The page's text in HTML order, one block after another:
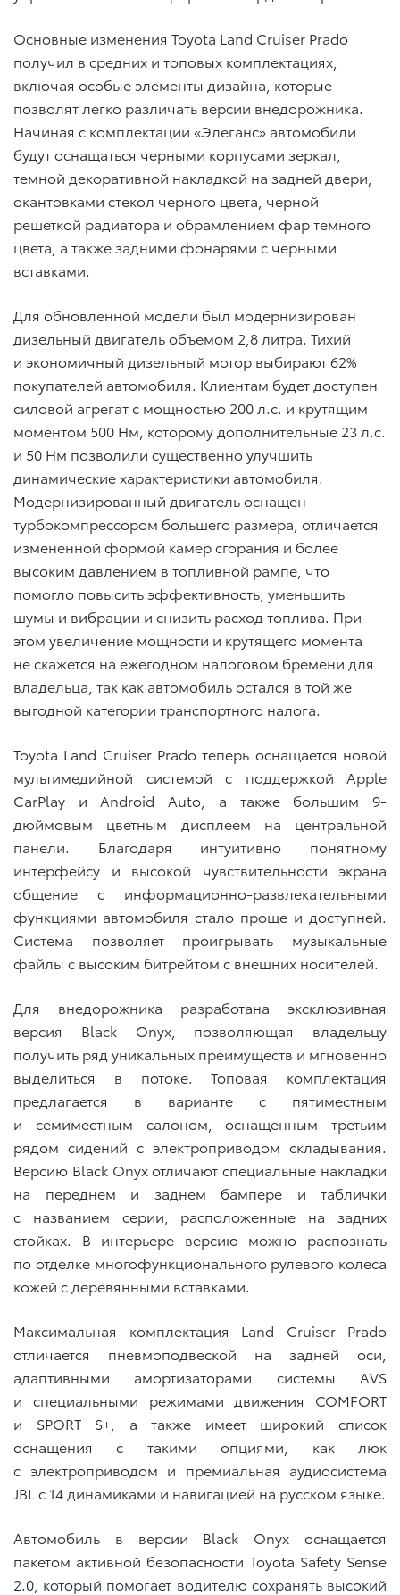
Основные изменения Toyota Land Cruiser Prado
получил в средних и топовых комплектациях,
включая особые элементы дизайна, которые
позволят легко различать версии внедорожника.
Начиная с комплектации «Элеганс» автомобили
будут оснащаться черными корпусами зеркал,
темной декоративной накладкой на задней двери,
окантовками стекол черного цвета, черной
решеткой радиатора и обрамлением фар темного
цвета, а также задними фонарями с черными
вставками.
Для обновленной модели был модернизирован
дизельный двигатель объемом 2,8 литра. Тихий
и экономичный дизельный мотор выбирают 62%
покупателей автомобиля. Клиентам будет доступен
силовой агрегат с мощностью 200 л.с. и крутящим
моментом 500 Нм, которому дополнительные 23 л.с.
и 50 Нм позволили существенно улучшить
динамические характеристики автомобиля.
Модернизированный двигатель оснащен
турбокомпрессором большего размера, отличается
измененной формой камер сгорания и более
высоким давлением в топливной рампе, что
помогло повысить эффективность, уменьшить
шумы и вибрации и снизить расход топлива. При
этом увеличение мощности и крутящего момента
не скажется на ежегодном налоговом бремени для
владельца, так как автомобиль остался в той же
выгодной категории транспортного налога.
Toyota Land Cruiser Prado теперь оснащается новой
мультимедийной системой с поддержкой Apple
CarPlay и Android Auto, а также большим 9-
дюймовым цветным дисплеем на центральной
панели. Благодаря интуитивно понятному
интерфейсу и высокой чувствительности экрана
общение с информационно-развлекательными
функциями автомобиля стало проще и доступней.
Система позволяет проигрывать музыкальные
файлы с высоким битрейтом с внешних носителей.
Для внедорожника разработана эксклюзивная
версия Black Onyx, позволяющая владельцу
получить ряд уникальных преимуществ и мгновенно
выделиться в потоке. Топовая комплектация
предлагается в варианте с пятиместным
и семиместным салоном, оснащенным третьим
рядом сидений с электроприводом складывания.
Версию Black Onyx отличают специальные накладки
на переднем и заднем бампере и таблички
с названием серии, расположенные на задних
стойках. В интерьере версию можно распознать
по отделке многофункционального рулевого колеса
кожей с деревянными вставками.
Максимальная комплектация Land Cruiser Prado
отличается пневмоподвеской на задней оси,
адаптивными амортизаторами системы AVS
и специальными режимами движения COMFORT
и SPORT S+, а также имеет широкий список
оснащения с такими опциями, как люк
с электроприводом и премиальная аудиосистема
JBL с 14 динамиками и навигацией на русском языке.
Автомобиль в версии Black Onyx оснащается
пакетом активной безопасности Toyota Safety Sense
2.0, который помогает водителю сохранять высокий